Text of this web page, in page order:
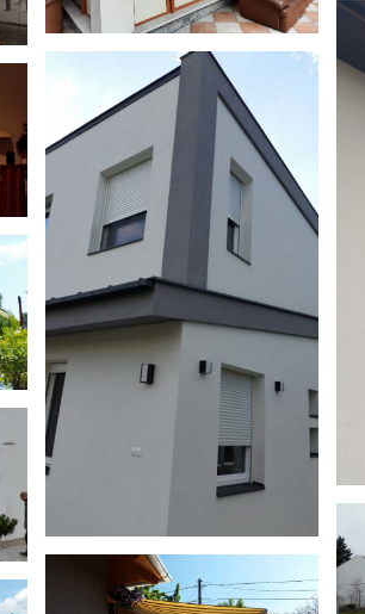
Vakolható tokos
műanyag redőny